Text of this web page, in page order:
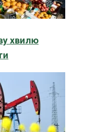
хвилю